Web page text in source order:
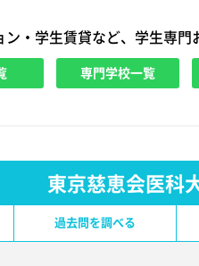
ン・学生賃貸など、学生専
専門学校一覧
東京慈恵会医科
過去問を調べる